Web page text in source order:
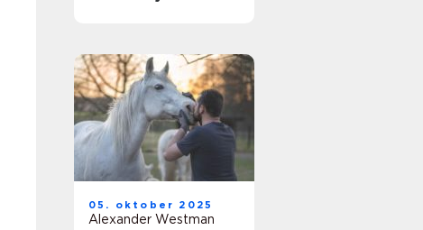
05. oktober 2025
Alexander Westman